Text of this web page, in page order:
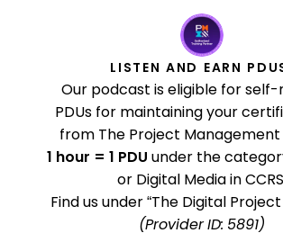
LISTEN AND EARN
Our podcast is eligible for
PDUs for maintaining your
from The Project Management
1 hour = 1 PDU under the
or Digital Media in
Find us under “The Digital
(Provider ID: 5891)